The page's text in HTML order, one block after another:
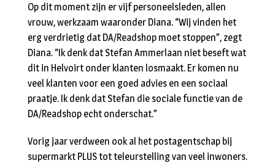
Op dit moment zijn er vijf personeelsleden, allen
vrouw, werkzaam waaronder Diana. “Wij vinden het
erg verdrietig dat DA/Readshop moet stoppen”, zegt
Diana. “Ik denk dat Stefan Ammerlaan niet beseft wat
dit in Helvoirt onder klanten losmaakt. Er komen nu
veel klanten voor een goed advies en een sociaal
praatje. Ik denk dat Stefan die sociale functie van de
DA/Readshop echt onderschat.”
Vorig jaar verdween ook al het postagentschap bij
supermarkt PLUS tot teleurstelling van veel inwoners.